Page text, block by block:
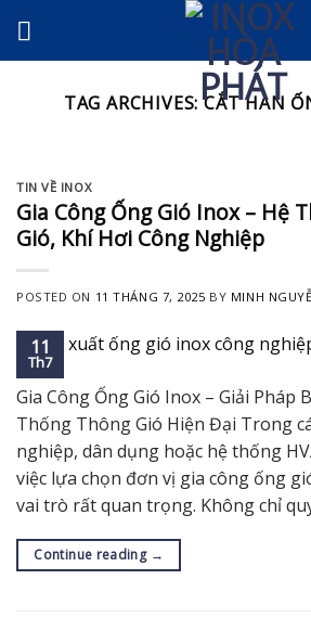
content
TAG ARCHIVES:CẮT HÀN
TIN VỀ INOX
Gia Công Ống Gió Inox – Hệ
Gió, Khí Hơi Công Nghiệp
POSTED ON 11 THÁNG 7, 2025 BY MINH
11
Th7
Gia Công Ống Gió Inox – Giải Pháp
Thống Thông Gió Hiện Đại Trong
nghiệp, dân dụng hoặc hệ thống
việc lựa chọn đơn vị gia công ống
vai trò rất quan trọng. Không chỉ
Continue reading →